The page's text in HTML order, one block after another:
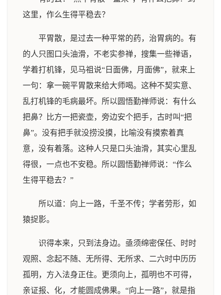
这里，作么生得平稳去？
平胃散，是过去一种平常的药，治胃病的。有
的人只图口头油滑，不老实参禅，搜集一些禅语，
学着打机锋，见马祖说“日面佛，月面佛”，就来上
一句：拿一碗平胃散来给大师喝。这种不契实意、
乱打机锋的毛病最坏。所以圆悟勤禅师说：有什么
把鼻？比方一把瓷壶，旁边安个把手，古时叫“把
鼻”。没有把手就没捞没摸，比喻没有摸索着真
意，没有着落。这种人只是口头油滑，其实心里乱
得很，一点也不安稳。所以圆悟勤禅师说：“作么
生得平稳去？”
所以道：向上一路，千圣不传；学者劳形，如
猿捉影。
识得本来，只到法身边。亟须绵密保任、时时
观照、念起不随、无所得、无所求、二六时中历历
孤明，方入法身正住。更须向上，孤明也不可得，
亲证报、化，才能圆成佛果。“向上一路”，就是指